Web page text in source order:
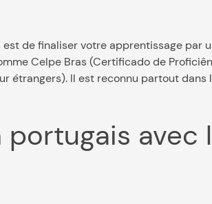
de finaliser votre apprentissage par
Celpe Bras (Certificado de
étrangers). Il est reconnu partout dans
avec